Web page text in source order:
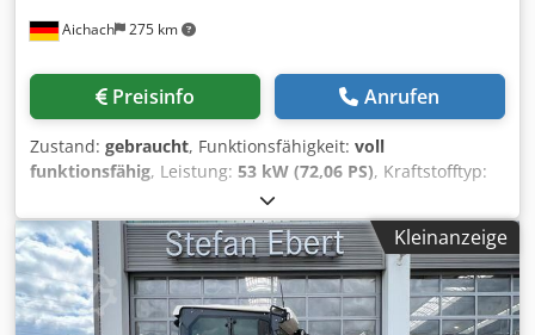
Aichach 275 km
Preisinfo Anrufen
Zustand: gebraucht, Funktionsfähigkeit: voll
funktionsfähig, Leistung: 53 kW (72,06 PS), Kraftstofftyp:
, Betriebsgewicht:
1993, Betriebsstunden:3.000 h, Ausstattung:Kabine,
Dynapac CA 151 Walzenzug Csdpfx Agozap R Doujha
Baujahr 1993 6.800 kg 3.000 h 53 kW Deutz F3-6L 912
Motor 4 Zylinder
Kleinanzeige